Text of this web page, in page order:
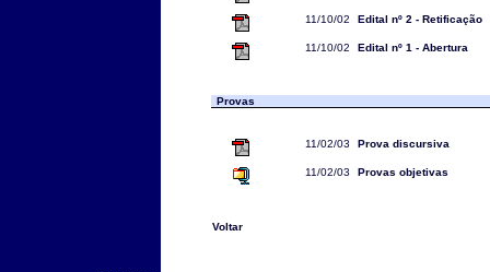
11/10/02 Edital nº 2 - Retificação
11/10/02 Edital nº 1 - Abertura
Provas
11/02/03 Prova discursiva
11/02/03 Provas objetivas
Voltar